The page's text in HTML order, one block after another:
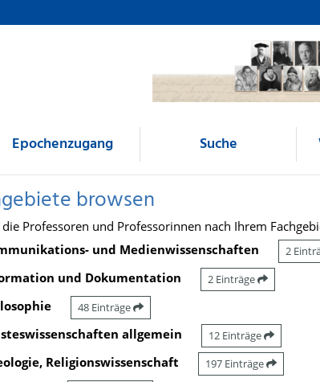
Epochenzugang Suche
browsen
Professoren und Professorinnen nach Ihrem
und Medienwissenschaften
2
und Dokumentation 2 Einträge
48 Einträge
allgemein 12 Einträge
Religionswissenschaft 197 Einträge